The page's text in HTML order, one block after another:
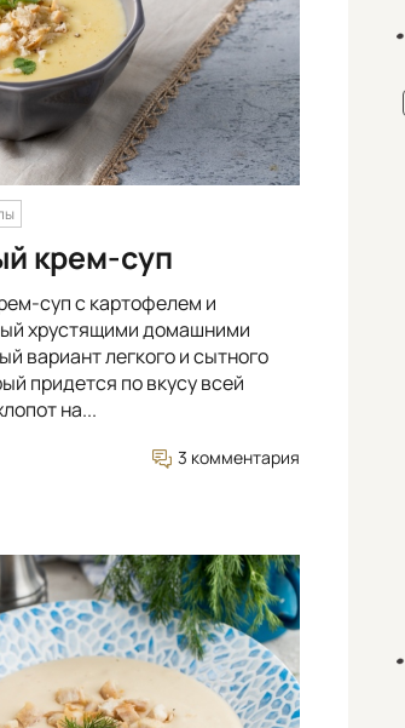
крем-суп
суп с картофелем и
хрустящими домашними
вариант легкого и сытного
придется по вкусу всей
на...
3 комментария